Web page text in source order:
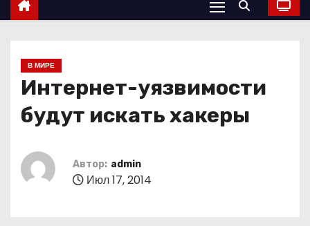
В МИРЕ
Интернет-уязвимости
будут искать хакеры
Автор: admin
Июл 17, 2014